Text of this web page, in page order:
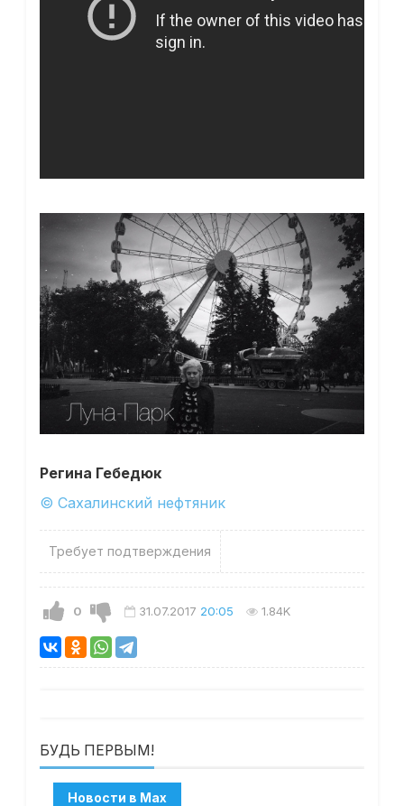
Регина Гебедюк
© Сахалинский нефтяник
Требует подтверждения
0 31.07.2017 20:05 1.84K
БУДЬ ПЕРВЫМ!